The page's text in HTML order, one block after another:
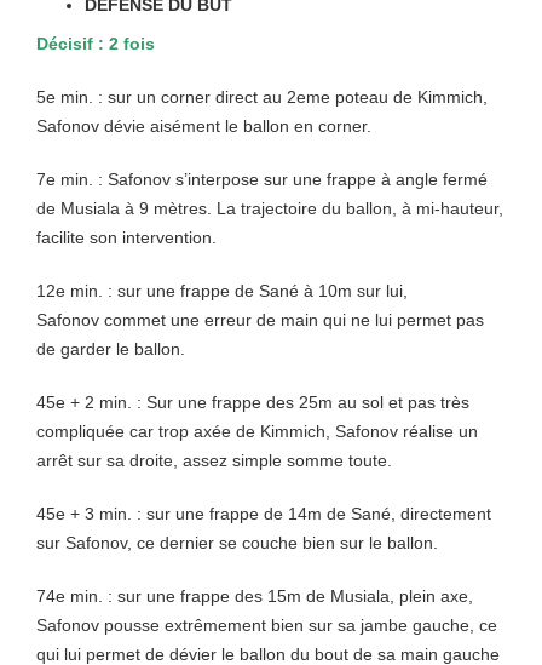
DÉFENSE DU BUT
Décisif : 2 fois
5e min. : sur un corner direct au 2eme poteau de Kimmich,
Safonov dévie aisément le ballon en corner.
7e min. : Safonov s’interpose sur une frappe à angle fermé
de Musiala à 9 mètres. La trajectoire du ballon, à mi-hauteur,
facilite son intervention.
12e min. : sur une frappe de Sané à 10m sur lui,
Safonov commet une erreur de main qui ne lui permet pas
de garder le ballon.
45e + 2 min. : Sur une frappe des 25m au sol et pas très
compliquée car trop axée de Kimmich, Safonov réalise un
arrêt sur sa droite, assez simple somme toute.
45e + 3 min. : sur une frappe de 14m de Sané, directement
sur Safonov, ce dernier se couche bien sur le ballon.
74e min. : sur une frappe des 15m de Musiala, plein axe,
Safonov pousse extrêmement bien sur sa jambe gauche, ce
qui lui permet de dévier le ballon du bout de sa main gauche